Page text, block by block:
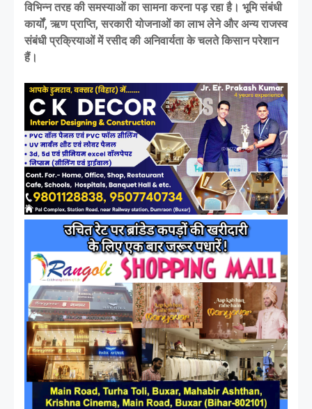
विभिन्न तरह की समस्याओं का सामना करना पड़ रहा है। भूमि संबंधी
कार्यों, ऋण प्राप्ति, सरकारी योजनाओं का लाभ लेने और अन्य राजस्व
संबंधी प्रक्रियाओं में रसीद की अनिवार्यता के चलते किसान परेशान
हैं।